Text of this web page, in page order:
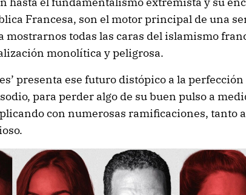
Francesa, son el motor principal de una
mostrarnos todas las caras del islamismo
monolítica y peligrosa.
presenta ese futuro distópico a la
para perder algo de su buen pulso a
con numerosas ramificaciones, tanto